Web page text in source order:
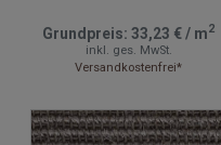
Grundpreis: 33,23 €/ m2
inkl. ges. MwSt.
Versandkostenfrei*